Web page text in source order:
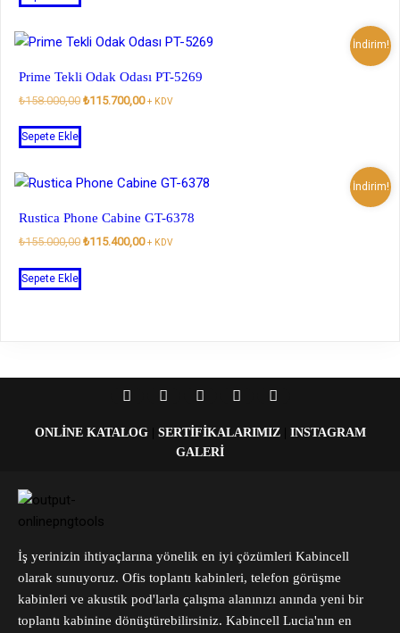
İndirim!
Prime Tekli Odak Odası PT-5269
₺158.000,00 Orijinal
₺115.700,00Şu
+ KDV
Sepete Ekle
İndirim!
Rustica Phone Cabine GT-6378
₺155.000,00 Orijinal
₺115.400,00Şu
+ KDV
Sepete Ekle
ONLINE KATALOG| SERTIFIKALARIMIZ| INSTAGRAM
GALERI
İş yerinizin ihtiyaçlarına yönelik en iyi çözümleri Kabincell
olarak sunuyoruz. Ofis toplantı kabinleri, telefon görüşme
kabinleri ve akustik pod'larla çalışma alanınızı anında yeni bir
toplantı kabinine dönüştürebilirsiniz. Kabincell Lucia'nın en